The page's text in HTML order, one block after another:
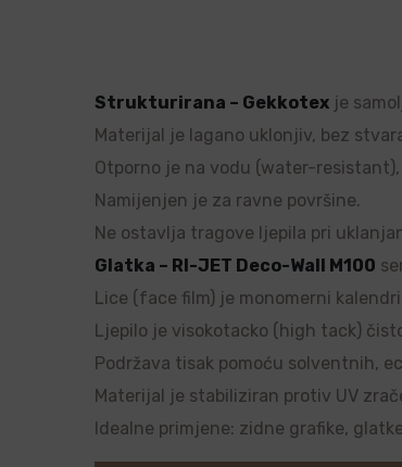
Strukturirana – Gekkotex je
Materijal je lagano uklonjiv, bez
Otporno je na vodu (water-
Namijenjen je za ravne površine.
Ne ostavlja tragove ljepila pri
Glatka – RI-JET Deco-Wall M100
Lice (face film) je monomerni
Ljepilo je visokotacko (high tack)
Podržava tisak pomoću solventnih,
Materijal je stabiliziran protiv UV
Idealne primjene: zidne grafike,